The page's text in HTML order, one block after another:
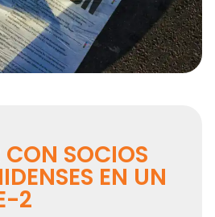
SOCIOS
EN UN
2